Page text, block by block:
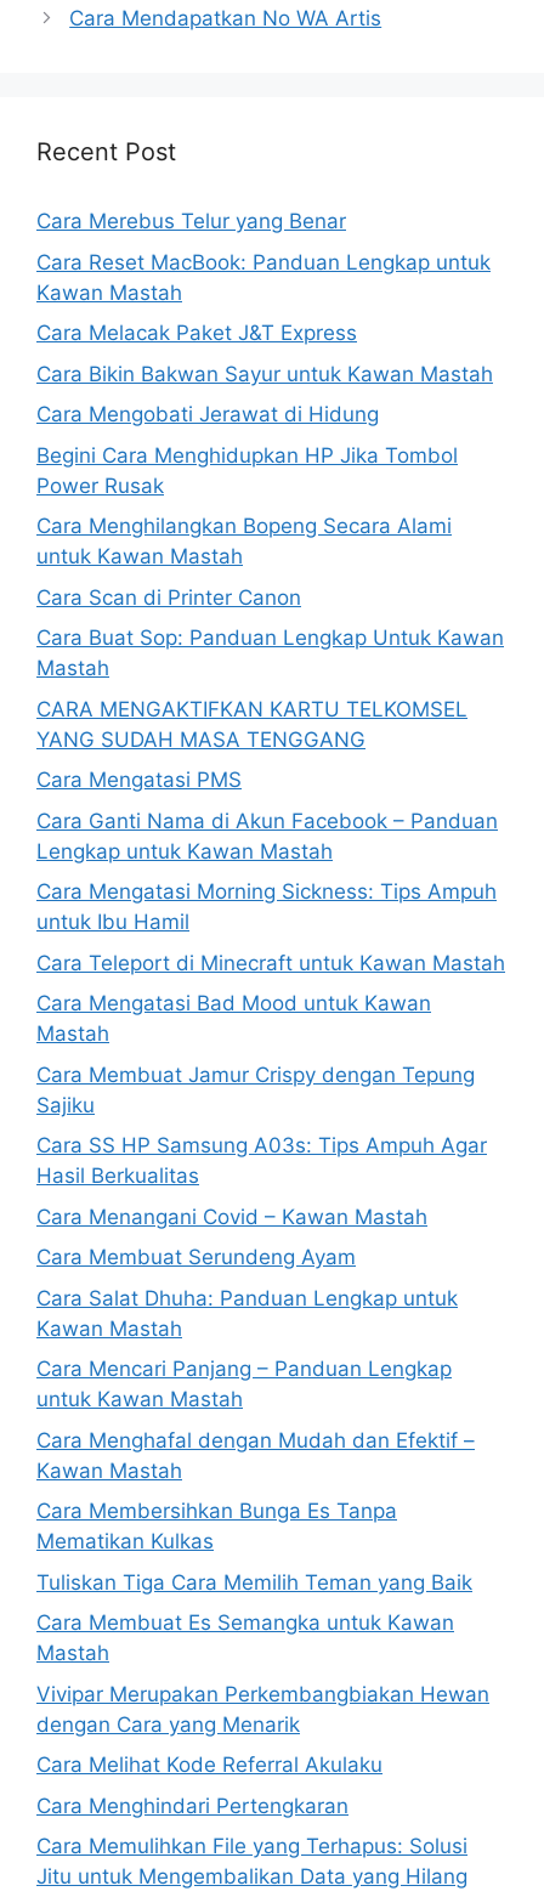
Cara Mendapatkan No WA Artis
Recent Post
Cara Merebus Telur yang Benar
Cara Reset MacBook: Panduan Lengkap untuk
Kawan Mastah
Cara Melacak Paket J&T Express
Cara Bikin Bakwan Sayur untuk Kawan Mastah
Cara Mengobati Jerawat di Hidung
Begini Cara Menghidupkan HP Jika Tombol
Power Rusak
Cara Menghilangkan Bopeng Secara Alami
untuk Kawan Mastah
Cara Scan di Printer Canon
Cara Buat Sop: Panduan Lengkap Untuk Kawan
Mastah
CARA MENGAKTIFKAN KARTU TELKOMSEL
YANG SUDAH MASA TENGGANG
Cara Mengatasi PMS
Cara Ganti Nama di Akun Facebook – Panduan
Lengkap untuk Kawan Mastah
Cara Mengatasi Morning Sickness: Tips Ampuh
untuk Ibu Hamil
Cara Teleport di Minecraft untuk Kawan Mastah
Cara Mengatasi Bad Mood untuk Kawan
Mastah
Cara Membuat Jamur Crispy dengan Tepung
Sajiku
Cara SS HP Samsung A03s: Tips Ampuh Agar
Hasil Berkualitas
Cara Menangani Covid – Kawan Mastah
Cara Membuat Serundeng Ayam
Cara Salat Dhuha: Panduan Lengkap untuk
Kawan Mastah
Cara Mencari Panjang – Panduan Lengkap
untuk Kawan Mastah
Cara Menghafal dengan Mudah dan Efektif –
Kawan Mastah
Cara Membersihkan Bunga Es Tanpa
Mematikan Kulkas
Tuliskan Tiga Cara Memilih Teman yang Baik
Cara Membuat Es Semangka untuk Kawan
Mastah
Vivipar Merupakan Perkembangbiakan Hewan
dengan Cara yang Menarik
Cara Melihat Kode Referral Akulaku
Cara Menghindari Pertengkaran
Cara Memulihkan File yang Terhapus: Solusi
Jitu untuk Mengembalikan Data yang Hilang